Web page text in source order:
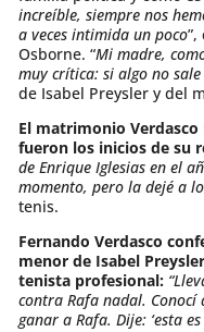
increíble, siempre nos
a veces intimida un poco
Osborne. “Mi madre,
muy crítica: si algo no
de Isabel Preysler y del
El matrimonio
fueron los inicios de su
de Enrique Iglesias en el
momento, pero la dejé a
tenis.
Fernando Verdasco
menor de Isabel
tenista profesional:
contra Rafa nadal. Conocí
ganar a Rafa. Dije: ‘esta